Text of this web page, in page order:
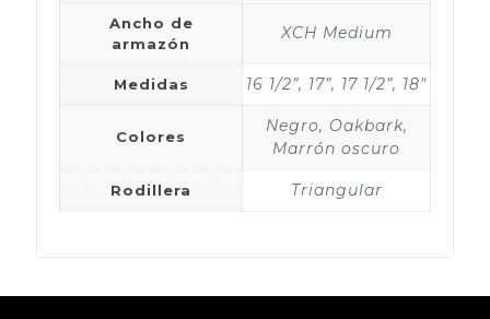
Ancho de
armazón
XCH Medium
Medidas 16 1/2”, 17”, 17 1/2”, 18"
Colores
Negro, Oakbark,
Marrón oscuro
Rodillera Triangular